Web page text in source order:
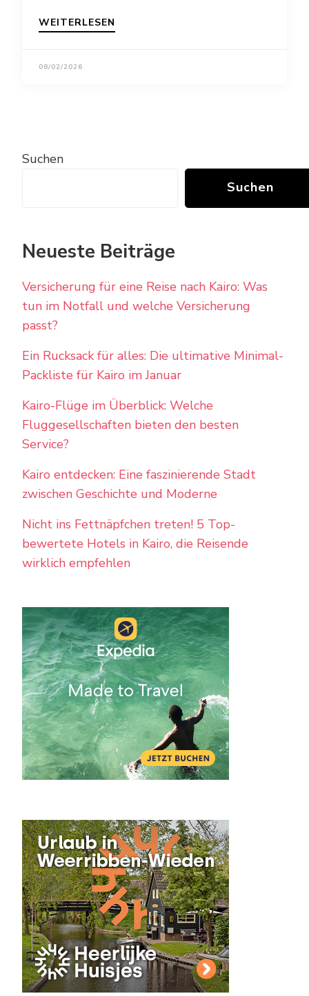
WEITERLESEN
08/02/2026
Suchen
Suchen
Neueste Beiträge
Versicherung für eine Reise nach Kairo: Was
tun im Notfall und welche Versicherung
passt?
Ein Rucksack für alles: Die ultimative Minimal-
Packliste für Kairo im Januar
Kairo-Flüge im Überblick: Welche
Fluggesellschaften bieten den besten
Service?
Kairo entdecken: Eine faszinierende Stadt
zwischen Geschichte und Moderne
Nicht ins Fettnäpfchen treten! 5 Top-
bewertete Hotels in Kairo, die Reisende
wirklich empfehlen